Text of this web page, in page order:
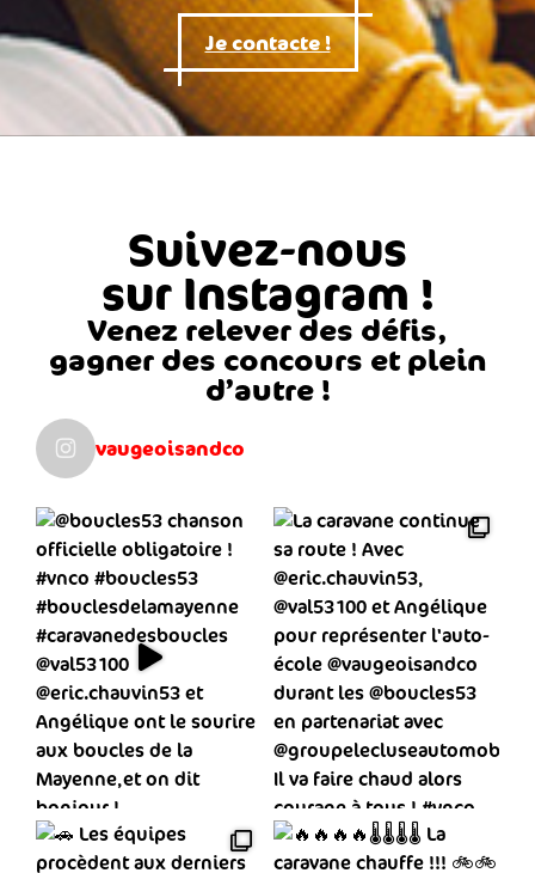
Je contacte !
Suivez-nous
sur Instagram !
Venez relever des défis,
gagner des concours et plein
d’autre !
vaugeoisandco